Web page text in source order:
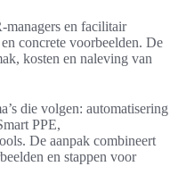
en facilitair
concrete voorbeelden. De
kosten en naleving van
die volgen: automatisering
PPE,
De aanpak combineert
en stappen voor